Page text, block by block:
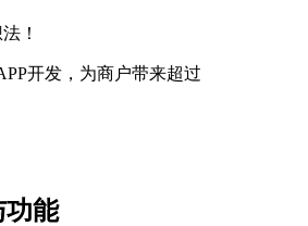
！
开发，为商户带来超过
功能